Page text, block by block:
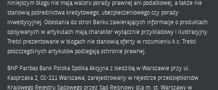
niniejszym blogu nie mają waloru porady prawnej ani podatkowej, a także nie
stanowią pośrednictwa kredytowego, ubezpieczeniowego czy porady
inwestycyjnej. Odesłania do stron Banku zawierających informacje o produktach
opisywanych w artykułach mają charakter wyłącznie przykładowy i ilustracyjny.
Treści prezentowane w blogach nie stanowią oferty w rozumieniu k.c. Treści
poszczególnych artykułów podlegają ochronie prawnej.
BNP Paribas Bank Polska Spółka Akcyjna z siedzibą w Warszawie przy ul.
Kasprzaka 2, 01-211 Warszawa, zarejestrowany w rejestrze przedsiębiorców
Krajowego Rejestru Sądowego przez Sąd Rejonowy dla m. st. Warszawy w